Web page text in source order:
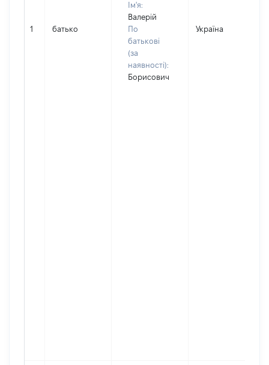
1 батько
Ім'я:
Валерій
По
батькові
(за
наявності):
Борисович
Україна